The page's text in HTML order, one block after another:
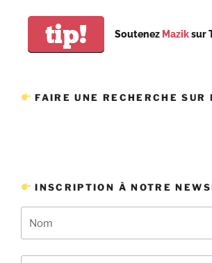
tip! Soutenez Maziksur
FAIRE UNE RECHERCHE SUR
INSCRIPTION À NOTRE